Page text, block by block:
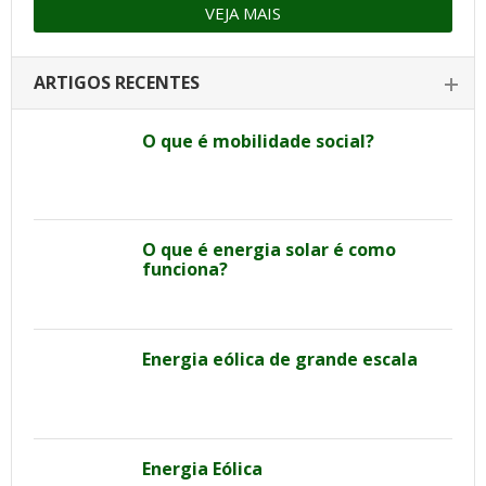
VEJA MAIS
ARTIGOS RECENTES
O que é mobilidade social?
O que é energia solar é como
funciona?
Energia eólica de grande escala
Energia Eólica